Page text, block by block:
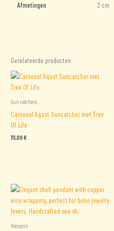
Afmetingen 3 cm
Gerelateerde producten
Sun catchers
Carneool Agaat Suncatcher met Tree
Of Life
111,00€
Hangers